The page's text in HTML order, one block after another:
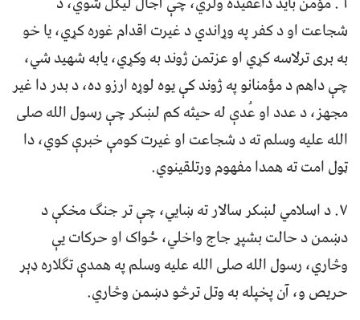
شجاعت او د کفر په وړاندي د غیرت اقدام غوره کړي، یا خو
به بری ترلاسه کړي او عزتمن ژوند به وکړي، یابه شهید شي،
چې داهم د مؤمنانو په ژوند کې یوه لوړه ارزو ده، د بدر دا غیر
مجهز، د عدد او عُدې له حیثه کم لښکر چې رسول الله صلی
الله علیه وسلم ته د شجاعت او غیرت کومې خبرې کوي، دا
ټول امت ته همدا مفهوم ورتلقینوي.
۷. د اسلامي لښکر سالار ته ښایي، چې تر جنګ مخکې د
دښمن د حالت بشپړ جاج واخلي، ځواک او حرکات یې
وڅاري، رسول الله صلی الله علیه وسلم په همدې تګلاره ډېر
حریص و، آن پخپله به وتل ترڅو دښمن وڅاري.